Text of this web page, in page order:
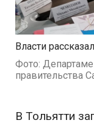
Власти
Фото:
правительства
В Тольятти